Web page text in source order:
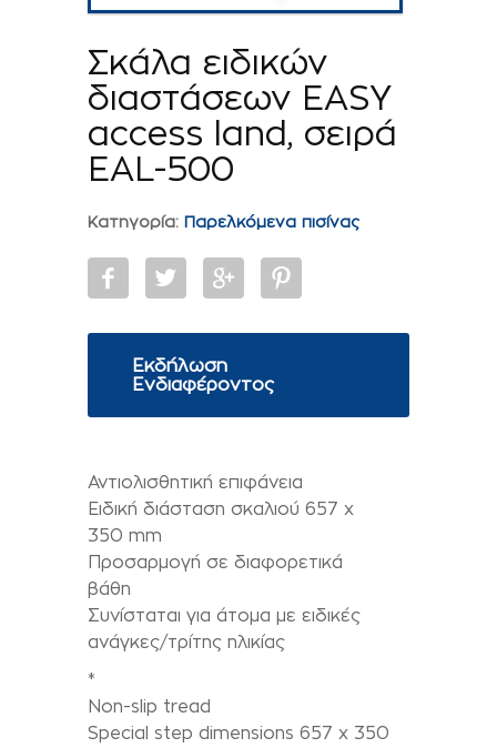
Σκάλα ειδικών
διαστάσεων EASY
access land, σειρά
ΕAL-500
Κατηγορία: Παρελκόμενα πισίνας
Εκδήλωση
Ενδιαφέροντος
Αντιολισθητική επιφάνεια
Ειδική διάσταση σκαλιού 657 x
350 mm
Προσαρµογή σε διαφορετικά
βάθη
Συνίσταται για άτοµα µε ειδικές
ανάγκες/τρίτης ηλικίας
*
Non-slip tread
Special step dimensions 657 x 350